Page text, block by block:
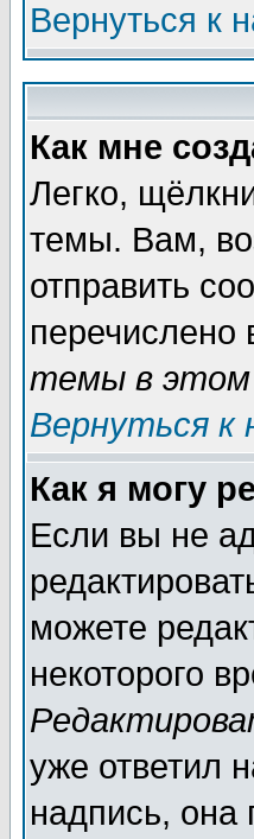
Вернуться к
Как мне
Легко,
темы. Вам,
отправить
темы в этом
Вернуться к
Как я могу
Если вы не
можете
некоторого
уже ответил
надпись, она